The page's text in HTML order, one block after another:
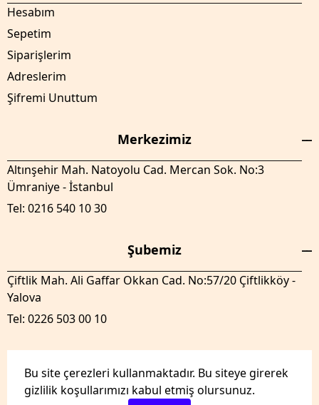
Bu site çerezleri kullanmaktadır. Bu siteye girerek
gizlilik koşullarımızı kabul etmiş olursunuz.
Hesabım
Sepetim
Siparişlerim
Adreslerim
Şifremi Unuttum
Merkezimiz
Altınşehir Mah. Natoyolu Cad. Mercan Sok. No:3
Ümraniye - İstanbul
Tel: 0216 540 10 30
Şubemiz
Çiftlik Mah. Ali Gaffar Okkan Cad. No:57/20 Çiftlikköy -
Yalova
Tel: 0226 503 00 10